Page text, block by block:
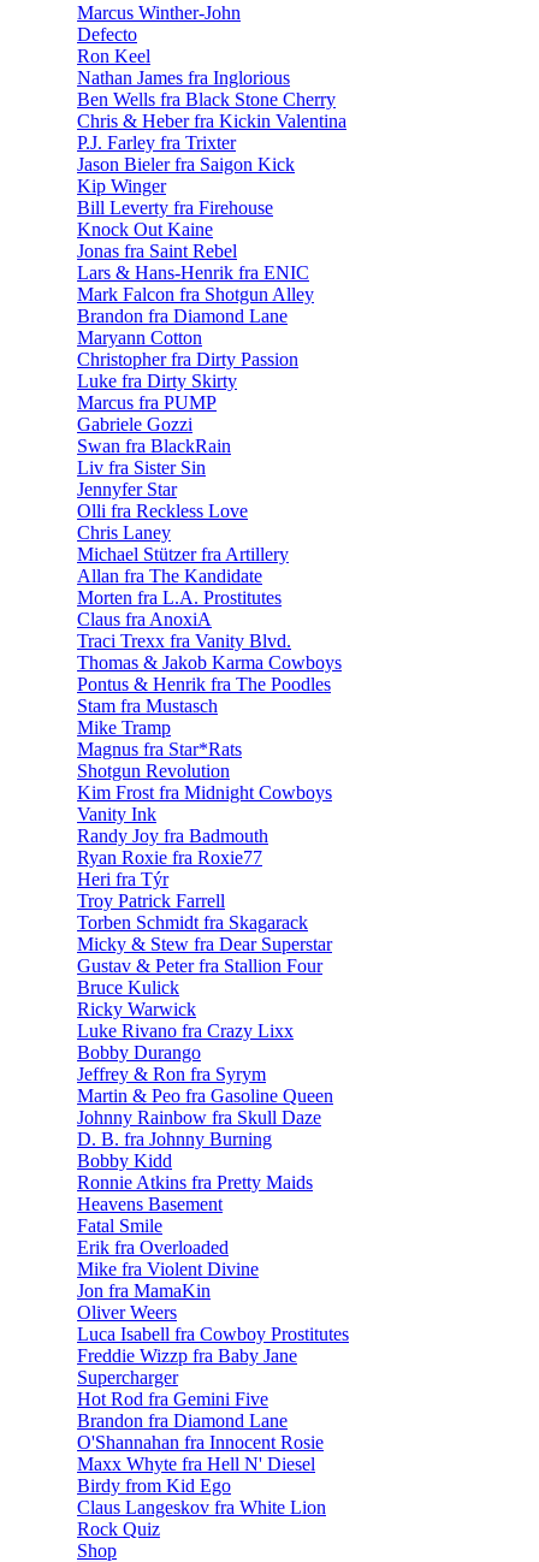
Marcus Winther-John
Defecto
Ron Keel
Nathan James fra Inglorious
Ben Wells fra Black Stone Cherry
Chris & Heber fra Kickin Valentina
P.J. Farley fra Trixter
Jason Bieler fra Saigon Kick
Kip Winger
Bill Leverty fra Firehouse
Knock Out Kaine
Jonas fra Saint Rebel
Lars & Hans-Henrik fra ENIC
Mark Falcon fra Shotgun Alley
Brandon fra Diamond Lane
Maryann Cotton
Christopher fra Dirty Passion
Luke fra Dirty Skirty
Marcus fra PUMP
Gabriele Gozzi
Swan fra BlackRain
Liv fra Sister Sin
Jennyfer Star
Olli fra Reckless Love
Chris Laney
Michael Stützer fra Artillery
Allan fra The Kandidate
Morten fra L.A. Prostitutes
Claus fra AnoxiA
Traci Trexx fra Vanity Blvd.
Thomas & Jakob Karma Cowboys
Pontus & Henrik fra The Poodles
Stam fra Mustasch
Mike Tramp
Magnus fra Star*Rats
Shotgun Revolution
Kim Frost fra Midnight Cowboys
Vanity Ink
Randy Joy fra Badmouth
Ryan Roxie fra Roxie77
Heri fra Týr
Troy Patrick Farrell
Torben Schmidt fra Skagarack
Micky & Stew fra Dear Superstar
Gustav & Peter fra Stallion Four
Bruce Kulick
Ricky Warwick
Luke Rivano fra Crazy Lixx
Bobby Durango
Jeffrey & Ron fra Syrym
Martin & Peo fra Gasoline Queen
Johnny Rainbow fra Skull Daze
D. B. fra Johnny Burning
Bobby Kidd
Ronnie Atkins fra Pretty Maids
Heavens Basement
Fatal Smile
Erik fra Overloaded
Mike fra Violent Divine
Jon fra MamaKin
Oliver Weers
Luca Isabell fra Cowboy Prostitutes
Freddie Wizzp fra Baby Jane
Supercharger
Hot Rod fra Gemini Five
Brandon fra Diamond Lane
O'Shannahan fra Innocent Rosie
Maxx Whyte fra Hell N' Diesel
Birdy from Kid Ego
Claus Langeskov fra White Lion
Rock Quiz
Shop